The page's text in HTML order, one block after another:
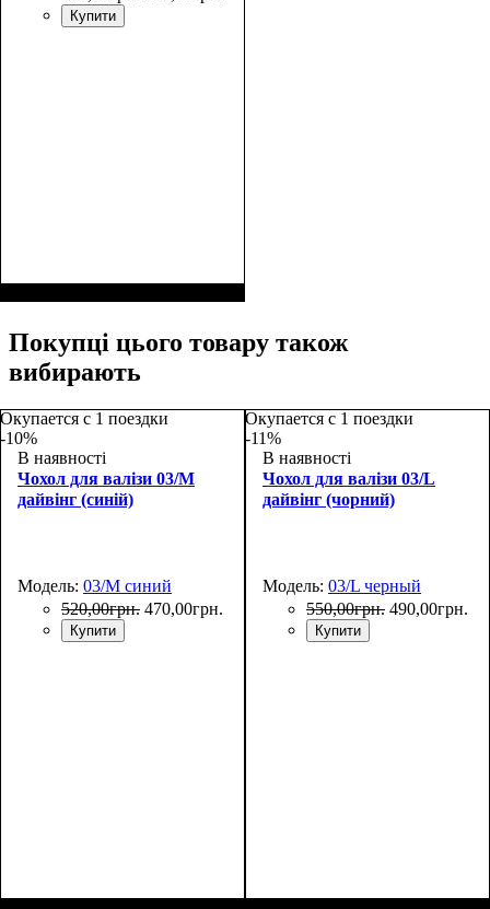
Купити
Покупці цього товару також
вибирають
Окупается с 1 поездки
-10%
В наявності
Чохол для валізи 03/M
дайвінг (синій)
Модель: 03/M синий
520,00грн. 470,00грн.
Купити
Окупается с 1 поездки
-11%
В наявності
Чохол для валізи 03/L
дайвінг (чорний)
Модель: 03/L черный
550,00грн. 490,00грн.
Купити